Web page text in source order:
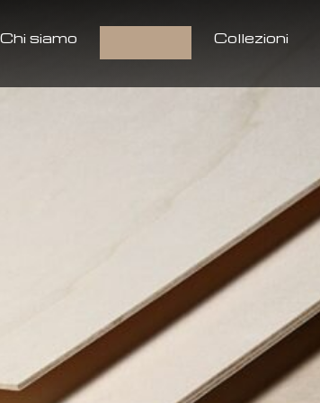
Chi siamo Collezioni